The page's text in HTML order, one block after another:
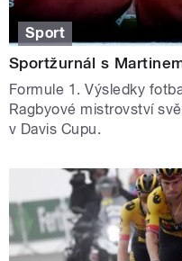
Sport
Sportžurnál s
Formule 1. Výsledky
Ragbyové mistrovství
v Davis Cupu.